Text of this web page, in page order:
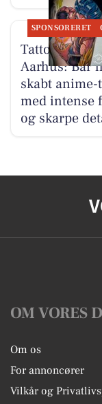
SPONSORERET
Tattoo
Aarhus: Bar
skabt anime-
med intense
og skarpe
OM VORES
Om os
For annoncører
Vilkår og